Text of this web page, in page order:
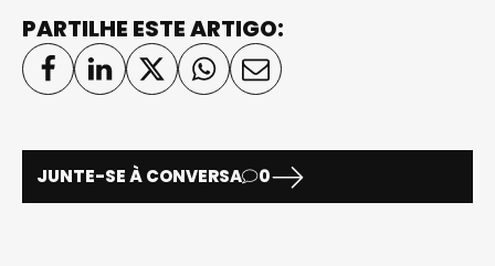
PARTILHE ESTE ARTIGO:
JUNTE-SE À CONVERSA 0